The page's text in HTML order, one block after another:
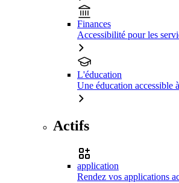
Finances
Accessibilité pour les
L'éducation
Une éducation accessible
Actifs
application
Rendez vos applications